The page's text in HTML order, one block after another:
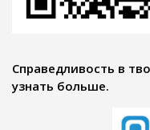
Справедливость в
узнать больше.